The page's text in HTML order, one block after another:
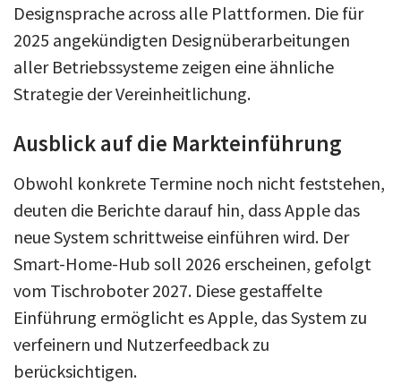
Designsprache across alle Plattformen. Die für
2025 angekündigten Designüberarbeitungen
aller Betriebssysteme zeigen eine ähnliche
Strategie der Vereinheitlichung.
Ausblick auf die Markteinführung
Obwohl konkrete Termine noch nicht feststehen,
deuten die Berichte darauf hin, dass Apple das
neue System schrittweise einführen wird. Der
Smart-Home-Hub soll 2026 erscheinen, gefolgt
vom Tischroboter 2027. Diese gestaffelte
Einführung ermöglicht es Apple, das System zu
verfeinern und Nutzerfeedback zu
berücksichtigen.